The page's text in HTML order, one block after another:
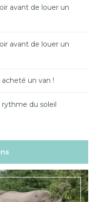
avant de louer un
avant de louer un
acheté un van !
rythme du soleil